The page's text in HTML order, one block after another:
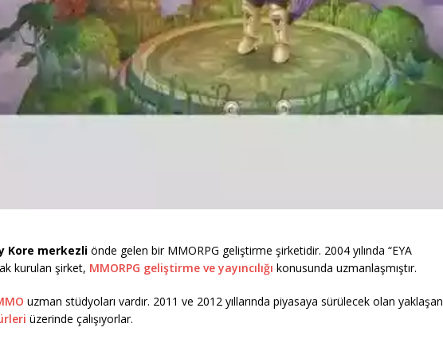
Kore merkezli önde gelen bir MMORPG geliştirme şirketidir. 2004 yılında “EYA
kurulan şirket, MMORPG geliştirme ve yayıncılığı konusunda uzmanlaşmıştır.
uzman stüdyoları vardır. 2011 ve 2012 yıllarında piyasaya sürülecek olan yaklaşan
üzerinde çalışıyorlar.